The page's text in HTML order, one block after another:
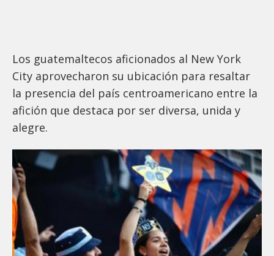
Los guatemaltecos aficionados al New York
City aprovecharon su ubicación para resaltar
la presencia del país centroamericano entre la
afición que destaca por ser diversa, unida y
alegre.